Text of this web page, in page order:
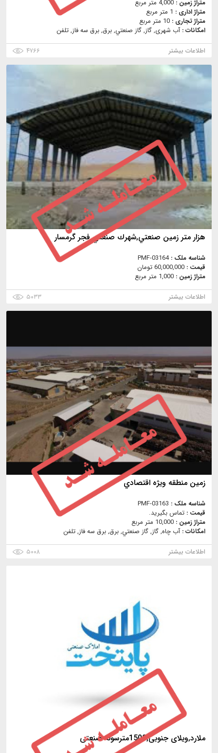
متراژ زمین : 4,000 متر مربع
متراژ اداری : 1 متر مربع
متراژ تجاری : 10 متر مربع
امکانات :آب شهری, گاز, گاز صنعتي, برق, برق سه فاز, تلفن
اطلاعات بیشتر
۴۷۶۶
هزار متر زمين صنعتي,شهرك صنعتي فجر گرمسار
شناسه ملک :PMF-03164
قیمت : 60,000,000 تومان
متراژ زمین : 1,000 متر مربع
اطلاعات بیشتر
۵۰۳۳
زمين منطقه ويژه اقتصادي
شناسه ملک : PMF-03163
قیمت : تماس بگیرید.
متراژ زمین : 10,000 متر مربع
امکانات :آب چاه, گاز, گاز صنعتي, برق, برق سه فاز, تلفن
اطلاعات بیشتر
۵۰۰۸
ملارد,ویلای جنوبی,1500مترسوله صنعتی